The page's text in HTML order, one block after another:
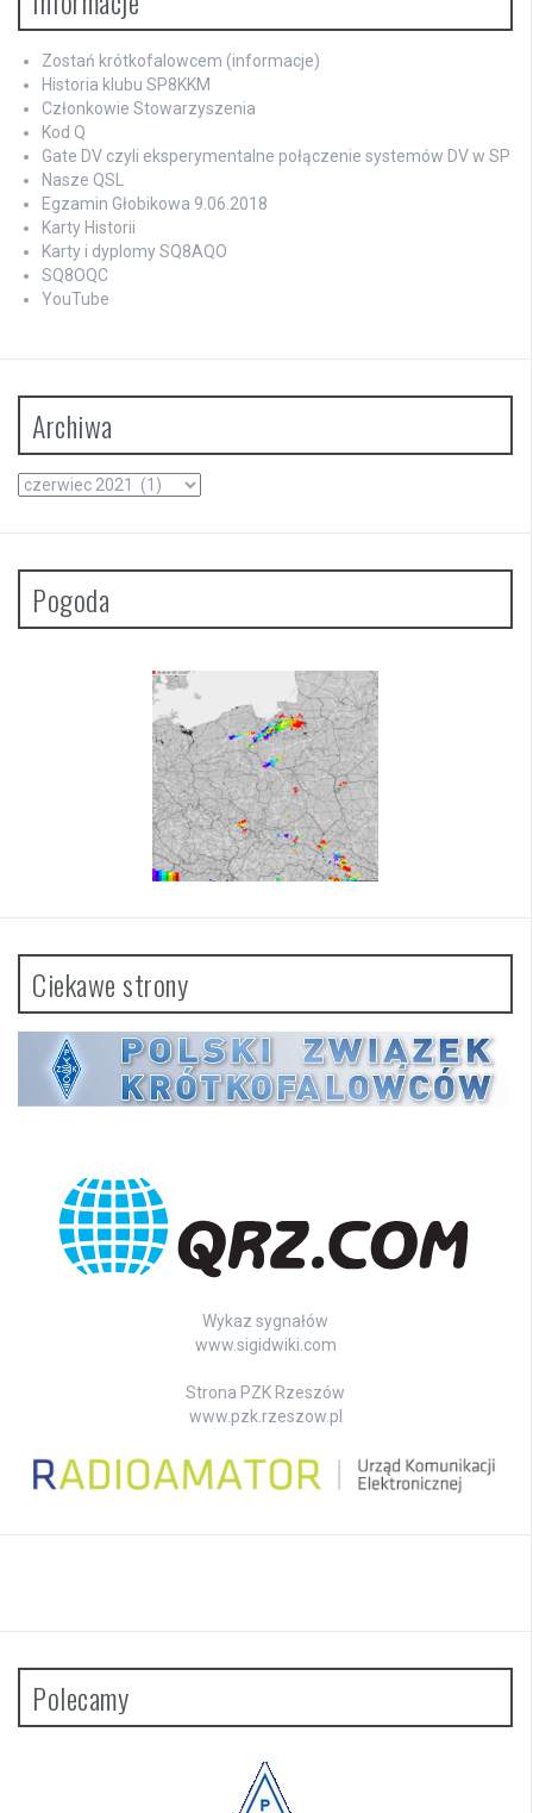
Zostań krótkofalowcem (informacje)
Historia klubu SP8KKM
Członkowie Stowarzyszenia
Kod Q
Gate DV czyli eksperymentalne połączenie systemów DV w SP
Nasze QSL
Egzamin Głobikowa 9.06.2018
Karty Historii
Karty i dyplomy SQ8AQO
SQ8OQC
YouTube
Archiwa
Archiwa
Pogoda
Ciekawe strony
Wykaz sygnałów
www.sigidwiki.com
Strona PZK Rzeszów
www.pzk.rzeszow.pl
Polecamy